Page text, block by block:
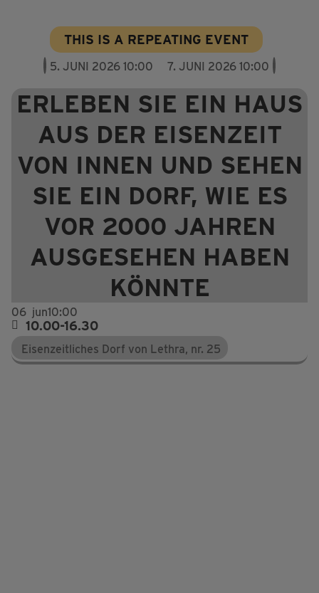
THIS IS A REPEATING EVENT
5. JUNI 2026 10:00 7. JUNI 2026 10:00
ERLEBEN SIE EIN HAUS
AUS DER EISENZEIT
VON INNEN UND SEHEN
SIE EIN DORF, WIE ES
VOR 2000 JAHREN
AUSGESEHEN HABEN
KÖNNTE
06 jun10:00
10.00-16.30
Eisenzeitliches Dorf von Lethra, nr. 25